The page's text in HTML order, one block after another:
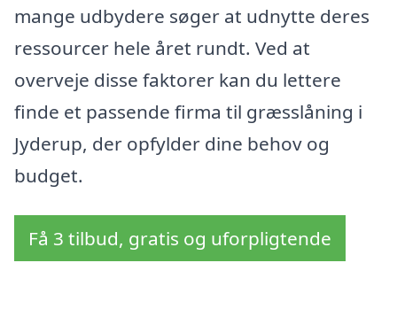
mange udbydere søger at udnytte deres
ressourcer hele året rundt. Ved at
overveje disse faktorer kan du lettere
finde et passende firma til græsslåning i
Jyderup, der opfylder dine behov og
budget.
Få 3 tilbud, gratis og uforpligtende